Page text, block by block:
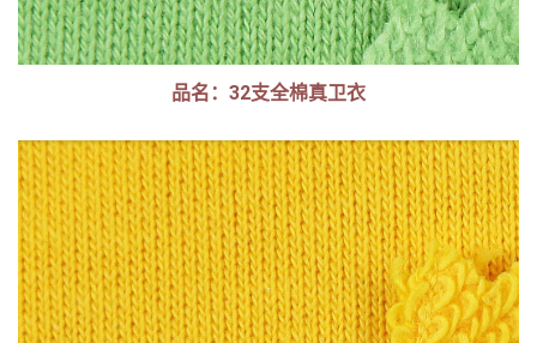
品名：32支全棉真卫衣